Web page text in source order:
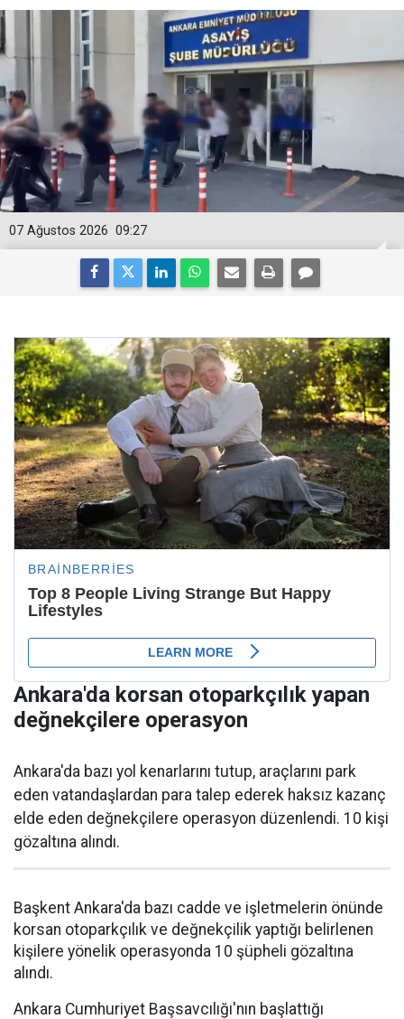
09:27
07 Ağustos 2026
Ankara'da korsan otoparkçılık yapan
değnekçilere operasyon
Ankara'da bazı yol kenarlarını tutup, araçlarını park
eden vatandaşlardan para talep ederek haksız kazanç
elde eden değnekçilere operasyon düzenlendi. 10 kişi
gözaltına alındı.
Başkent Ankara'da bazı cadde ve işletmelerin önünde
korsan otoparkçılık ve değnekçilik yaptığı belirlenen
kişilere yönelik operasyonda 10 şüpheli gözaltına
alındı.
Ankara Cumhuriyet Başsavcılığı'nın başlattığı